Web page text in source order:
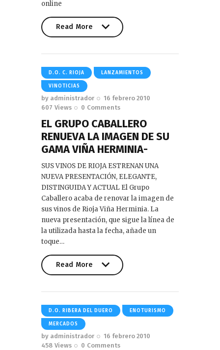
online
Read More
D.O. C. RIOJA LANZAMIENTOS
VINOTICIAS
by administrador
16 febrero 2010
607 Views 0 Comments
EL GRUPO CABALLERO
RENUEVA LA IMAGEN DE SU
GAMA VIÑA HERMINIA-
SUS VINOS DE RIOJA ESTRENAN UNA
NUEVA PRESENTACIÓN, ELEGANTE,
DISTINGUIDA Y ACTUAL El Grupo
Caballero acaba de renovar la imagen de
sus vinos de Rioja Viña Herminia. La
nueva presentación, que sigue la línea de
la utilizada hasta la fecha, añade un
toque…
Read More
D.O. RIBERA DEL DUERO ENOTURISMO
MERCADOS
by administrador
16 febrero 2010
458 Views 0 Comments